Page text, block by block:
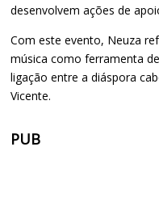
desenvolvem ações de
Com este evento, Neuza
música como ferramenta
ligação entre a diáspora
Vicente.
PUB